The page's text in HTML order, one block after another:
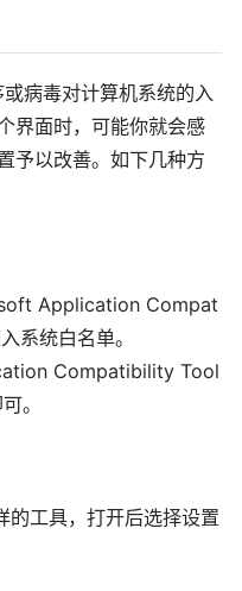
病毒对计算机系统的入
界面时，可能你就会感
予以改善。如下几种方
Application Compat
系统白名单。
Compatibility Tool
。
的工具，打开后选择设置